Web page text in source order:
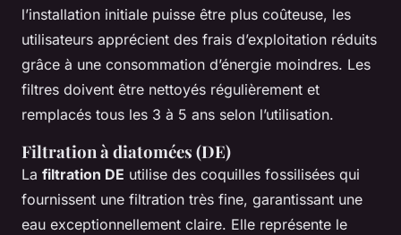
l’installation initiale puisse être plus coûteuse, les
utilisateurs apprécient des frais d’exploitation réduits
grâce à une consommation d’énergie moindres. Les
filtres doivent être nettoyés régulièrement et
remplacés tous les 3 à 5 ans selon l’utilisation.
Filtration à diatomées (DE)
La filtration DE utilise des coquilles fossilisées qui
fournissent une filtration très fine, garantissant une
eau exceptionnellement claire. Elle représente le